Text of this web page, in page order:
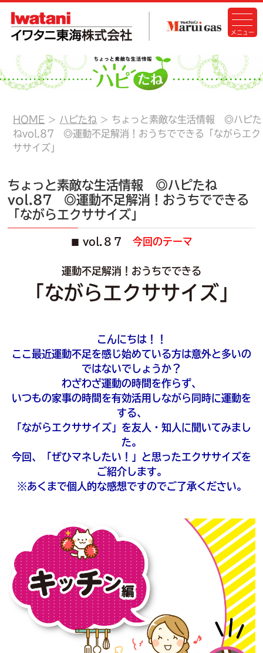
HOME ハピたね
ちょっと素敵な生活情報 ◎ハピた
ねvol.87 ◎運動不足解消！おうちでできる「ながらエク
ササイズ」
ちょっと素敵な生活情報 ◎ハピたね
vol.87 ◎運動不足解消！おうちでできる
「ながらエクササイズ」
vol.８７ 今回のテーマ
運動不足解消！おうちでできる
「ながらエクササイズ」
こんにちは！！
ここ最近運動不足を感じ始めている方は意外と多いの
ではないでしょうか？
わざわざ運動の時間を作らず、
いつもの家事の時間を有効活用しながら同時に運動を
する、
「ながらエクササイズ」を友人・知人に聞いてみまし
た。
今回、「ぜひマネしたい！」と思ったエクササイズを
ご紹介します。
※あくまで個人的な感想ですのでご了承ください。